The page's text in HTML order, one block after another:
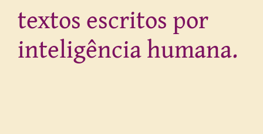
textos escritos por
inteligência humana.